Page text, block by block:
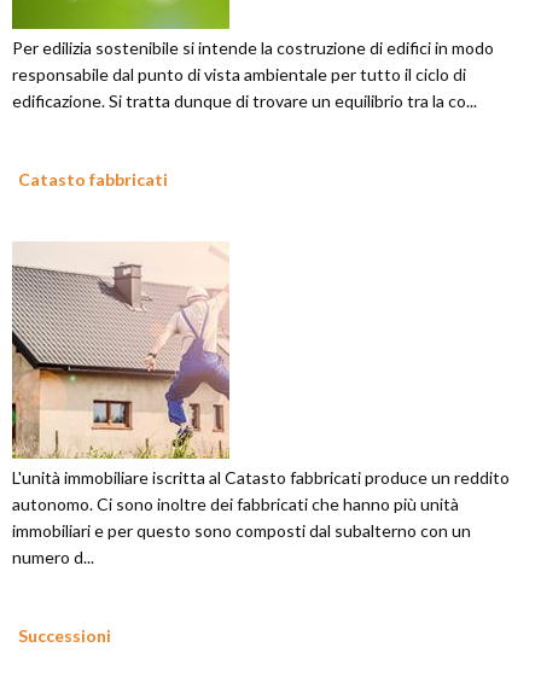
Per edilizia sostenibile si intende la costruzione di edifici in modo
responsabile dal punto di vista ambientale per tutto il ciclo di
edificazione. Si tratta dunque di trovare un equilibrio tra la co...
Catasto fabbricati
L'unità immobiliare iscritta al Catasto fabbricati produce un reddito
autonomo. Ci sono inoltre dei fabbricati che hanno più unità
immobiliari e per questo sono composti dal subalterno con un
numero d...
Successioni